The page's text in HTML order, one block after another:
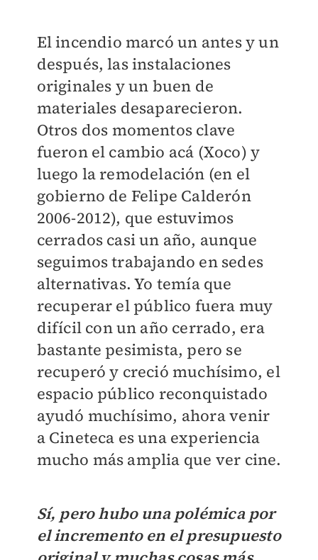
El incendio marcó un antes y un
después, las instalaciones
originales y un buen de
materiales desaparecieron.
Otros dos momentos clave
fueron el cambio acá (Xoco) y
luego la remodelación (en el
gobierno de Felipe Calderón
2006-2012), que estuvimos
cerrados casi un año, aunque
seguimos trabajando en sedes
alternativas. Yo temía que
recuperar el público fuera muy
difícil con un año cerrado, era
bastante pesimista, pero se
recuperó y creció muchísimo, el
espacio público reconquistado
ayudó muchísimo, ahora venir
a Cineteca es una experiencia
mucho más amplia que ver cine.
Sí, pero hubo una polémica por
el incremento en el presupuesto